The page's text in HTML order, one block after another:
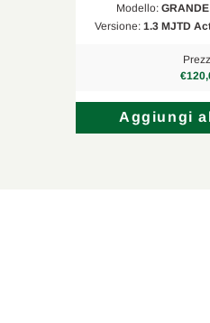
Modello:
Versione: 1.3 MJTD
Aggiungi